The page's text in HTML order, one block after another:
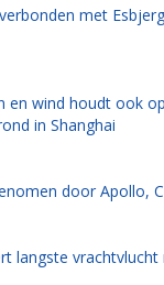
met
en wind houdt ook
in Shanghai
door Apollo,
langste